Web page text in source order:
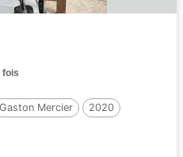
fois
Gaston Mercier
2020